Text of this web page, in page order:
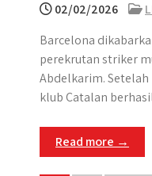
02/02/2026
Barcelona
perekrutan striker
Abdelkarim.
klub Catalan
Read more →